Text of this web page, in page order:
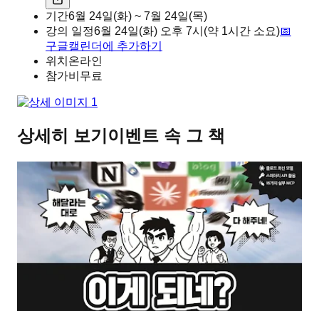
기간6월 24일(화) ~ 7월 24일(목)
강의 일정6월 24일(화) 오후 7시 (약 1시간 소요)📅
구글캘린더에 추가하기
위치 온라인
참가비 무료
상세히 보기 이벤트 속 그 책